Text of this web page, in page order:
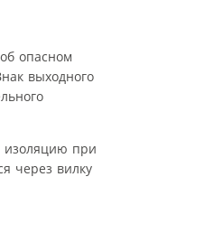
опасном
выходного
изоляцию при
через вилку